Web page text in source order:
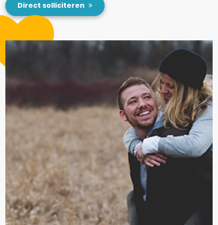
Direct solliciteren